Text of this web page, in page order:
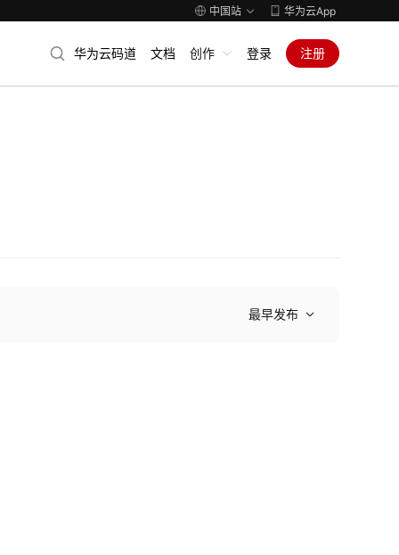
中国站 华为云App
华为云码道 文档 创作 登录 注册
最早发布